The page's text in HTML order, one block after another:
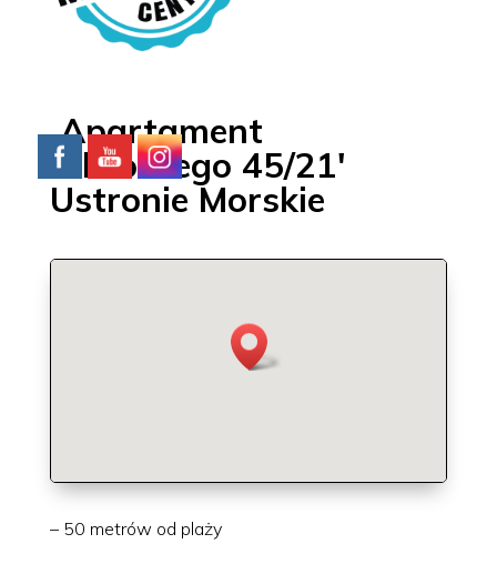
Apartament
'Chrobrego 45/21′
Ustronie Morskie
– 50 metrów od plaży